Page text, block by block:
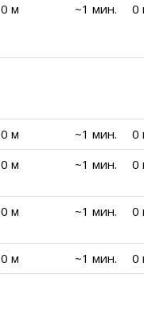
0 м ~1 мин. 0
0 м ~1 мин.
0
0 м ~1 мин. 0
0 м ~1 мин. 0
0 м ~1 мин. 0